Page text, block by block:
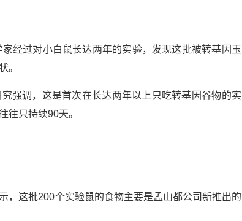
经过对小白鼠长达两年的实验，发现这批被转基因玉
。
强调，这是首次在长达两年以上只吃转基因谷物的实
往只持续90天。
，这批200个实验鼠的食物主要是孟山都公司新推出的